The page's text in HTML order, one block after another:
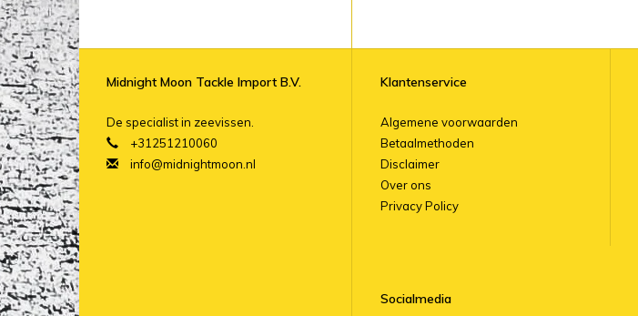
Midnight Moon Tackle Import B.V.
De specialist in zeevissen.
+31251210060
info@midnightmoon.nl
Klantenservice
Algemene voorwaarden
Betaalmethoden
Disclaimer
Over ons
Privacy Policy
Socialmedia